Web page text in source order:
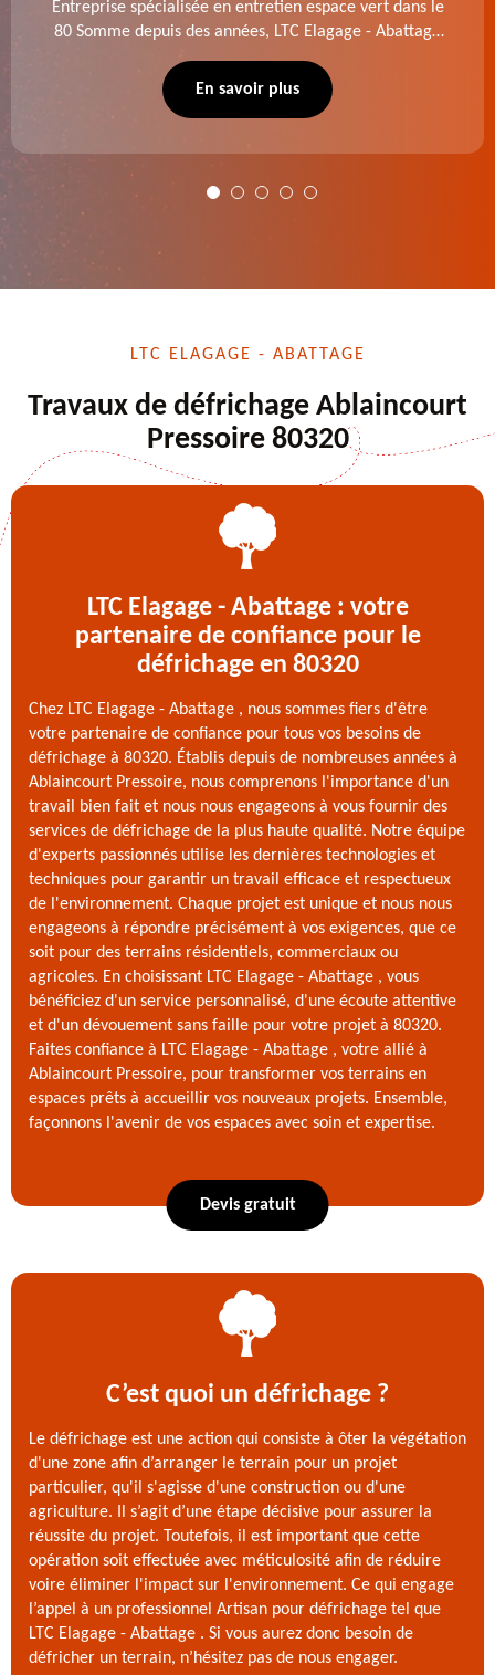
Entreprise spécialisée en entretien espace vert dans le
80 Somme depuis des années, LTC Elagage - Abattage
de dessouchage et autre. Devis offert.
En savoir plus
LTC ELAGAGE - ABATTAGE
Travaux de défrichage Ablaincourt
Pressoire 80320
LTC Elagage - Abattage : votre
partenaire de confiance pour le
défrichage en 80320
Chez LTC Elagage - Abattage , nous sommes fiers d'être
votre partenaire de confiance pour tous vos besoins de
défrichage à 80320. Établis depuis de nombreuses années à
Ablaincourt Pressoire, nous comprenons l'importance d'un
travail bien fait et nous nous engageons à vous fournir des
services de défrichage de la plus haute qualité. Notre équipe
d'experts passionnés utilise les dernières technologies et
techniques pour garantir un travail efficace et respectueux
de l'environnement. Chaque projet est unique et nous nous
engageons à répondre précisément à vos exigences, que ce
soit pour des terrains résidentiels, commerciaux ou
agricoles. En choisissant LTC Elagage - Abattage , vous
bénéficiez d'un service personnalisé, d'une écoute attentive
et d'un dévouement sans faille pour votre projet à 80320.
Faites confiance à LTC Elagage - Abattage , votre allié à
Ablaincourt Pressoire, pour transformer vos terrains en
espaces prêts à accueillir vos nouveaux projets. Ensemble,
façonnons l'avenir de vos espaces avec soin et expertise.
Devis gratuit
C’est quoi un défrichage ?
Le défrichage est une action qui consiste à ôter la végétation
d'une zone afin d’arranger le terrain pour un projet
particulier, qu'il s'agisse d'une construction ou d'une
agriculture. Il s’agit d’une étape décisive pour assurer la
réussite du projet. Toutefois, il est important que cette
opération soit effectuée avec méticulosité afin de réduire
voire éliminer l'impact sur l'environnement. Ce qui engage
l’appel à un professionnel Artisan pour défrichage tel que
LTC Elagage - Abattage . Si vous aurez donc besoin de
défricher un terrain, n’hésitez pas de nous engager.